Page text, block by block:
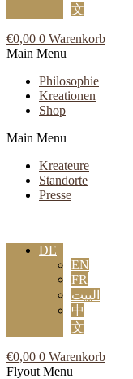
文
€0,00 0 Warenkorb
Main Menu
Philosophie
Kreationen
Shop
Main Menu
Kreateure
Standorte
Presse
DE
EN
FR
البيت
中
文
€0,00 0 Warenkorb
Flyout Menu